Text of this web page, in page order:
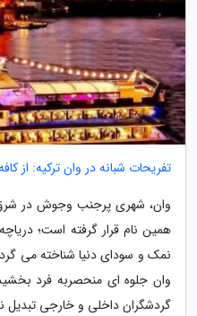
تفریحات شبانه در وان ترکیه: از
وان، شهری پرجنب وجوش در شرق
همین نام قرار گرفته است؛
نمک و سودای دنیا شناخته می
وان جلوه ای منحصربه فرد
گردشگران داخلی و خارجی تبدیل